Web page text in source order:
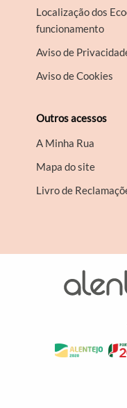
Localização dos
funcionamento
Aviso de
Aviso de Cookies
Outros acessos
A Minha Rua
Mapa do site
Livro de